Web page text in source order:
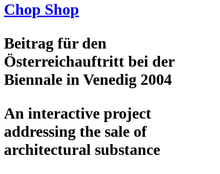
Chop Shop
Beitrag für den
Österreichauftritt bei der
Biennale in Venedig 2004
An interactive project
addressing the sale of
architectural substance